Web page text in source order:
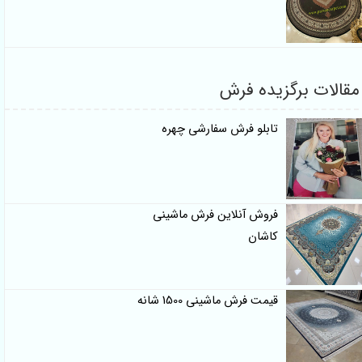
مقالات برگزیده فرش
تابلو فرش سفارشی چهره
فروش آنلاین فرش ماشینی
کاشان
قیمت فرش ماشینی 1500 شانه